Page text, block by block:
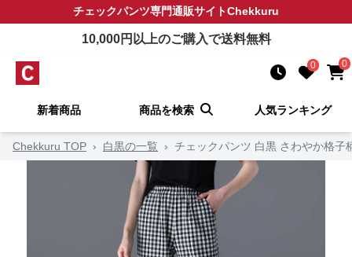
チェックパンツ専門通販サイトChekkuru
10,000円以上のご購入で送料無料
0 0
新着商品 商品を検索 人気ランキング
Chekkuru TOP › 白黒の一覧 › チェックパンツ 白黒 さわやか格子